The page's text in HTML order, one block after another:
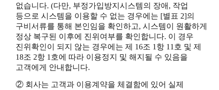
없습니다. (다만, 부정가입방지시스템의 장애, 작업
등으로 시스템을 이용할 수 없는 경우에는 [별표 2]의
구비서류를 통해 본인임을 확인하고, 시스템이 원활하게
정상 복구된 이후에 진위여부를 확인합니다. 이 경우
진위확인이 되지 않는 경우에는 제 16조 1항 11호 및 제
18조 2항 1호에 따라 이용정지 및 해지될 수 있음을
고객에게 안내합니다.
② 회사는 고객과 이용계약을 체결함에 있어 실제